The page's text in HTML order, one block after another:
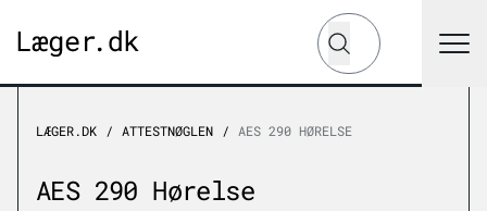
Hvad leder du efter?
Søg
LÆGER.DK ATTESTNØGLEN AES 290 HØRELSE
AES 290 Hørelse